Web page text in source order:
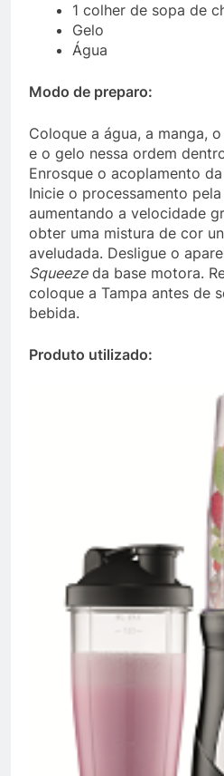
1 colher de sopa de
Gelo
Água
Modo de preparo:
Coloque a água, a manga,
e o gelo nessa ordem
Enrosque o acoplamento
Inicie o processamento
aumentando a velocidade
obter uma mistura de cor
aveludada. Desligue o
Squeezeda base motora.
coloque a Tampa antes de
bebida.
Produto utilizado: